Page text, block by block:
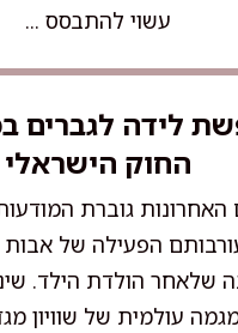
עשוי להתבסס ...
לידה לגברים
החוק הישראלי
האחרונות גוברת
הפעילה של
שלאחר הולדת הילד.
עולמית של שוויון